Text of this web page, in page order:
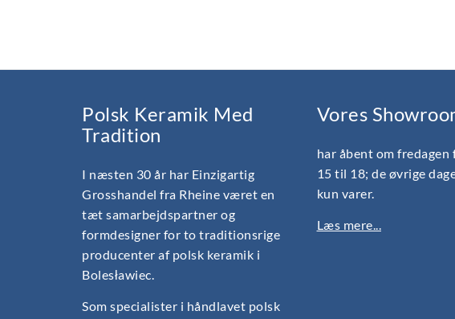
Polsk Keramik Med
Tradition
I næsten 30 år har Einzigartig
Grosshandel fra Rheine været en
tæt samarbejdspartner og
formdesigner for to traditionsrige
producenter af polsk keramik i
Bolesławiec.
Som specialister i håndlavet polsk
Vores
har åbent om fredagen
15 til 18; de øvrige
kun varer.
Læs mere...